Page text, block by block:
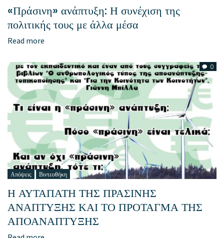
«Πράσινη» ανάπτυξη: Η συνέχιση της
πολιτικής τους με άλλα μέσα
Read more
0
Απόψεις Βιντεοθήκη
Η ΑΥΤΑΠΑΤΗ ΤΗΣ ΠΡΑΣΙΝΗΣ
ΑΝΑΠΤΥΞΗΣ ΚΑΙ ΤΟ ΠΡΟΤΑΓΜΑ ΤΗΣ
ΑΠΟΑΝΑΠΤΥΞΗΣ